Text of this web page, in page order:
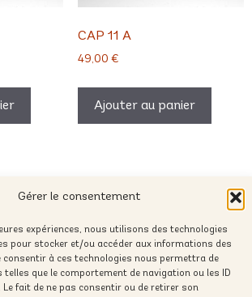
Gérer le consentement
expériences, nous utilisons des technologies
pour stocker et/ou accéder aux informations des
consentir à ces technologies nous permettra de
que le comportement de navigation ou les ID
Le fait de ne pas consentir ou de retirer son
CAP 11 A
49,00 €
Ajouter au panier